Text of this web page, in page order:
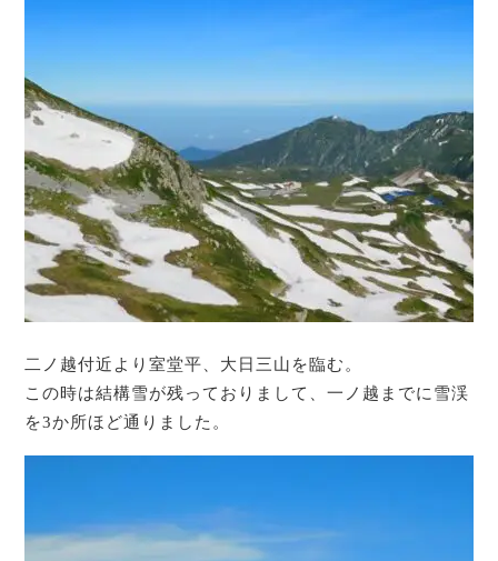
二ノ越付近より室堂平、大日三山を臨む。
この時は結構雪が残っておりまして、一ノ越までに雪渓
を3か所ほど通りました。